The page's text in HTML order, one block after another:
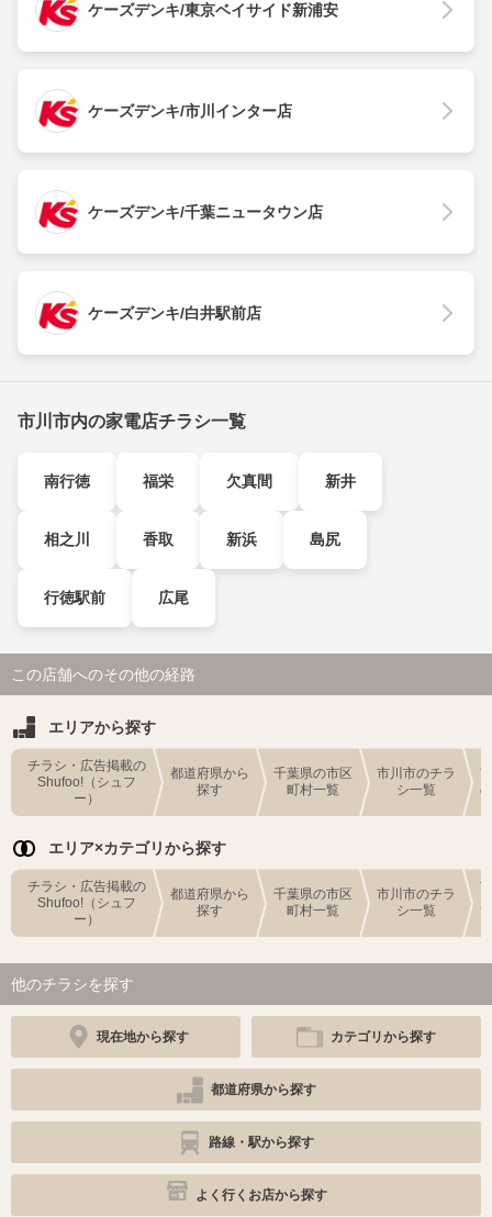
ケーズデンキ/東京ベイサイド新浦安
ケーズデンキ/市川インター店
ケーズデンキ/千葉ニュータウン店
ケーズデンキ/白井駅前店
市川市内の家電店チラシ一覧
南行徳 福栄 欠真間 新井
相之川 香取 新浜 島尻
行徳駅前 広尾
この店舗へのその他の経路
エリアから探す
チラシ・広告掲載の
Shufoo!（シュフ
ー）
都道府県から
探す
千葉県の市区
町村一覧
市川市のチラ
シ一覧
エリア×カテゴリから探す
チラシ・広告掲載の
Shufoo!（シュフ
ー）
都道府県から
探す
千葉県の市区
町村一覧
市川市のチラ
シ一覧
他のチラシを探す
現在地から探す カテゴリから探す
都道府県から探す
路線・駅から探す
よく行くお店から探す